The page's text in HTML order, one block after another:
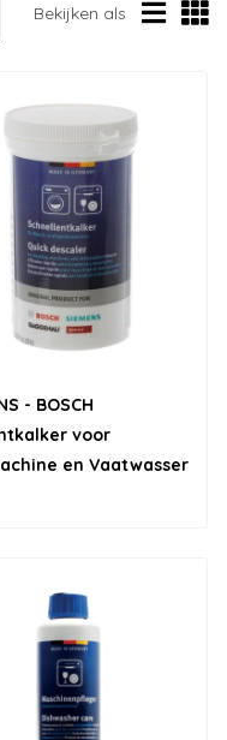
Bekijken als
- BOSCH
voor
en Vaatwasser